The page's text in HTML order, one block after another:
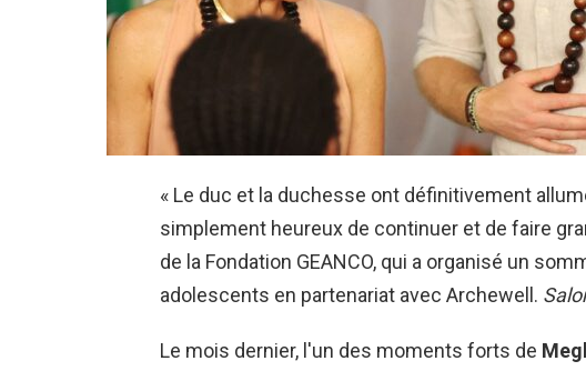
« Le duc et la duchesse ont définitivement
simplement heureux de continuer et de faire
de la Fondation GEANCO, qui a organisé un
adolescents en partenariat avec Archewell.
Le mois dernier, l'un des moments forts de